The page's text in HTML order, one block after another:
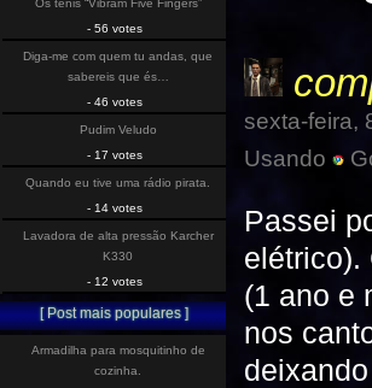
sexta-feira,
Usando
Passei
elétrico).
(1 ano e
nos
Os tenis “Vibram Five Fingers”
- 56 votes
Diga-me com quem tu andas, que
sabereis que és…
- 46 votes
Pudim Veludo
- 17 votes
Quando eu tive uma rádio pirata.
- 14 votes
Lavadora de alta pressão Karcher
K330
- 12 votes
[ Post mais populares ]
Armadilha para mosquitinho de
cozinha.